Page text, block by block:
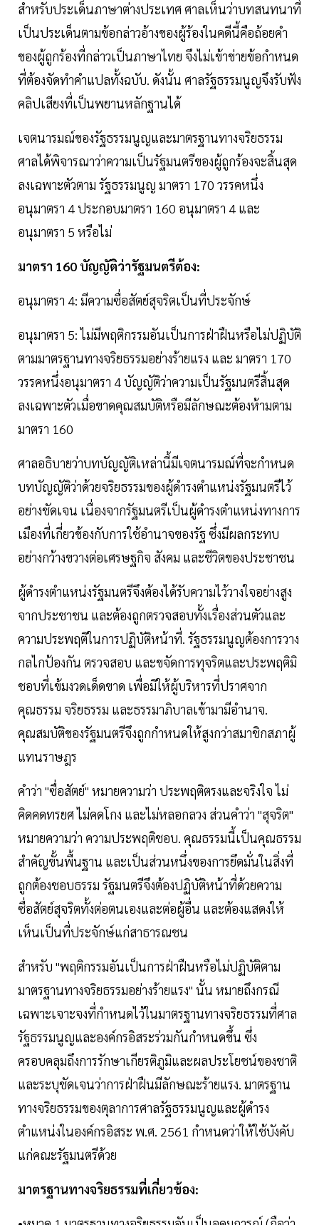
สำหรับประเด็นภาษาต่างประเทศ ศาลเห็นว่าบทสนทนาที่
เป็นประเด็นตามข้อกล่าวอ้างของผู้ร้องในคดีนี้คือถ้อยคำ
ของผู้ถูกร้องที่กล่าวเป็นภาษาไทย จึงไม่เข้าข่ายข้อกำหนด
ที่ต้องจัดทำคำแปลทั้งฉบับ. ดังนั้น ศาลรัฐธรรมนูญจึงรับฟัง
คลิปเสียงที่เป็นพยานหลักฐานได้
เจตนารมณ์ของรัฐธรรมนูญและมาตรฐานทางจริยธรรม
ศาลได้พิจารณาว่าความเป็นรัฐมนตรีของผู้ถูกร้องจะสิ้นสุด
ลงเฉพาะตัวตาม รัฐธรรมนูญ มาตรา 170 วรรคหนึ่ง
อนุมาตรา 4 ประกอบมาตรา 160 อนุมาตรา 4 และ
อนุมาตรา 5 หรือไม่
มาตรา 160 บัญญัติว่ารัฐมนตรีต้อง:
อนุมาตรา 4: มีความซื่อสัตย์สุจริตเป็นที่ประจักษ์
อนุมาตรา 5: ไม่มีพฤติกรรมอันเป็นการฝ่าฝืนหรือไม่ปฏิบัติ
ตามมาตรฐานทางจริยธรรมอย่างร้ายแรง และ มาตรา 170
วรรคหนึ่งอนุมาตรา 4 บัญญัติว่าความเป็นรัฐมนตรีสิ้นสุด
ลงเฉพาะตัวเมื่อขาดคุณสมบัติหรือมีลักษณะต้องห้ามตาม
มาตรา 160
ศาลอธิบายว่าบทบัญญัติเหล่านี้มีเจตนารมณ์ที่จะกำหนด
บทบัญญัติว่าด้วยจริยธรรมของผู้ดำรงตำแหน่งรัฐมนตรีไว้
อย่างชัดเจน เนื่องจากรัฐมนตรีเป็นผู้ดำรงตำแหน่งทางการ
เมืองที่เกี่ยวข้องกับการใช้อำนาจของรัฐ ซึ่งมีผลกระทบ
อย่างกว้างขวางต่อเศรษฐกิจ สังคม และชีวิตของประชาชน
ผู้ดำรงตำแหน่งรัฐมนตรีจึงต้องได้รับความไว้วางใจอย่างสูง
จากประชาชน และต้องถูกตรวจสอบทั้งเรื่องส่วนตัวและ
ความประพฤติในการปฏิบัติหน้าที่. รัฐธรรมนูญต้องการวาง
กลไกป้องกัน ตรวจสอบ และขจัดการทุจริตและประพฤติมิ
ชอบที่เข้มงวดเด็ดขาด เพื่อมิให้ผู้บริหารที่ปราศจาก
คุณธรรม จริยธรรม และธรรมาภิบาลเข้ามามีอำนาจ.
คุณสมบัติของรัฐมนตรีจึงถูกกำหนดให้สูงกว่าสมาชิกสภาผู้
แทนราษฎร
คำว่า "ซื่อสัตย์" หมายความว่า ประพฤติตรงและจริงใจ ไม่
คิดคดทรยศ ไม่คดโกง และไม่หลอกลวง ส่วนคำว่า "สุจริต"
หมายความว่า ความประพฤติชอบ. คุณธรรมนี้เป็นคุณธรรม
สำคัญขั้นพื้นฐาน และเป็นส่วนหนึ่งของการยึดมั่นในสิ่งที่
ถูกต้องชอบธรรม รัฐมนตรีจึงต้องปฏิบัติหน้าที่ด้วยความ
ซื่อสัตย์สุจริตทั้งต่อตนเองและต่อผู้อื่น และต้องแสดงให้
เห็นเป็นที่ประจักษ์แก่สาธารณชน
สำหรับ "พฤติกรรมอันเป็นการฝ่าฝืนหรือไม่ปฏิบัติตาม
มาตรฐานทางจริยธรรมอย่างร้ายแรง" นั้น หมายถึงกรณี
เฉพาะเจาะจงที่กำหนดไว้ในมาตรฐานทางจริยธรรมที่ศาล
รัฐธรรมนูญและองค์กรอิสระร่วมกันกำหนดขึ้น ซึ่ง
ครอบคลุมถึงการรักษาเกียรติภูมิและผลประโยชน์ของชาติ
และระบุชัดเจนว่าการฝ่าฝืนมีลักษณะร้ายแรง. มาตรฐาน
ทางจริยธรรมของตุลาการศาลรัฐธรรมนูญและผู้ดำรง
ตำแหน่งในองค์กรอิสระ พ.ศ. 2561 กำหนดว่าให้ใช้บังคับ
แก่คณะรัฐมนตรีด้วย
มาตรฐานทางจริยธรรมที่เกี่ยวข้อง: